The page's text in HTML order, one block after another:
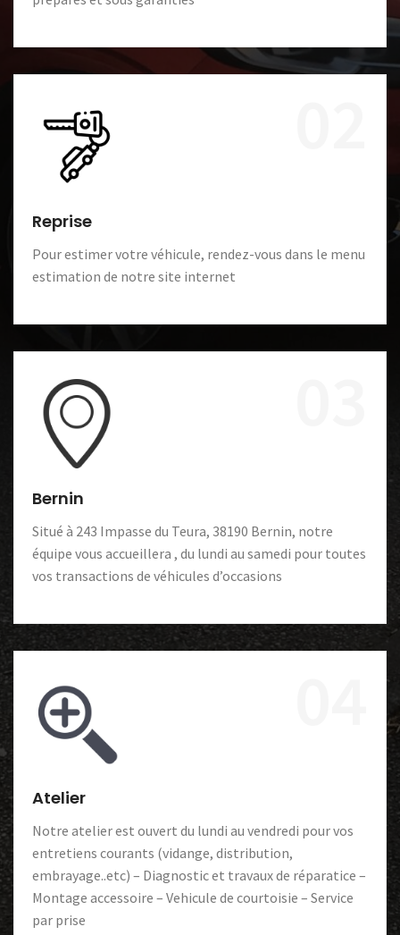
Reprise
Pour estimer votre véhicule, rendez-vous dans le menu
estimation de notre site internet
Bernin
Situé à 243 Impasse du Teura, 38190 Bernin, notre
équipe vous accueillera , du lundi au samedi pour toutes
vos transactions de véhicules d’occasions
Atelier
Notre atelier est ouvert du lundi au vendredi pour vos
entretiens courants (vidange, distribution,
embrayage..etc) – Diagnostic et travaux de réparatice –
Montage accessoire – Vehicule de courtoisie – Service
par prise